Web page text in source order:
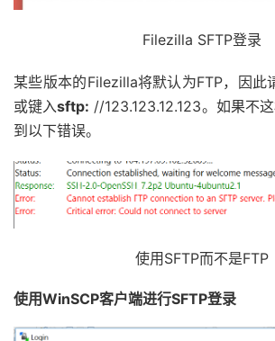
Filezilla SFTP登录
某些版本的Filezilla将默认为FTP，因此
或键入sftp: //123.123.12.123。如果不
到以下错误。
使用SFTP而不是FTP
使用WinSCP客户端进行SFTP登录